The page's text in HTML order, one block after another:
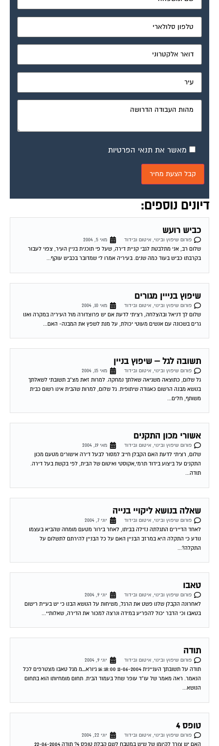
דיונים נוספים:
כביש רועש
פורום שיפוץ ובינוי, איטום ובידוד
שלום רב, אני מתלבטת לגבי קניית דירה, שעל פי תוכנית בניין העיר, צפוי לעבור
בקרבתו כביש בעוד כמה שנים. בעיריה אמרו לי שמדובר בכביש עוקף...
שיפוץ בנייין מגורים
פורום שיפוץ ובינוי, איטום ובידוד
שלום לך דניאל ובהצלחה, רציתי לדעת אם יש פרוצדורה מול העיריה במקרה ואנו
גרים בשכונה עם אנשים מעוטי יכולת, על מנת לשפץ את המבנה- האם...
תשובה לגל – שיפוץ בניין
פורום שיפוץ ובינוי, איטום ובידוד
גל שלום, כתוצאה משגיאה שאלתך נמחקה. למרות זאת מצ"ב תשובתי לשאלתך
בנושא מבנה הרשום כאגודה שיתופית. גל שלום, למרות שהבית אינו רשום כבית
משותף, חלים...
אשורי מכון התקנים
פורום שיפוץ ובינוי, איטום ובידוד
שלום, רציתי לדעת האם הקבלן חייב למסור לבעל דירה אישורים מטעם מכון
התקנים על ביצוע בידוד תרמי,אקוסטי ואיטום של הבית, לפי בקשת בעל דירה.
תודה...
שאלה בנושא ליקויי בנייה
פורום שיפוץ ובינוי, איטום ובידוד
לאחד הדיירים התגלתה נזילה בביתו, לאחר בירור מטעם מומחה שהביא בעצמו
נודע כי התקלה היא במרזב הבניין האם על כל הבניין להירתם לתשלום על
התקלה?...
טאבו
פורום שיפוץ ובינוי, איטום ובידוד
לאחרונה הקבלן שלנו פשט את הרגל, משיחות על הנושא הבנו כי יש בעיית רישום
בטאבו וכי הדבר יכול להפריע במידה ונרצה למכור את הדירה, שאלותיי...
תודה
פורום שיפוץ ובינוי, איטום ובידוד
תודה על תשובתך העניינית 11-06-2004 16:18:00 גיורא_מ מגל טאבו מצטרפים לכל
הנאמר. ראה מאמר של עו"ד עופר שחל בעמוד הבית. תחום מומחיותו הוא בתחום
הנושא...
טופס 4
פורום שיפוץ ובינוי, איטום ובידוד
19:02:00 דרור מגל לא נראה לי שזה קשור את בכלל לא חייבת...